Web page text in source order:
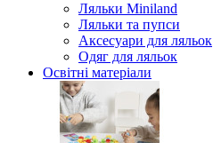
Ляльки Miniland
Ляльки та пупси
Аксесуари для ляльок
Одяг для ляльок
Освітні матеріали